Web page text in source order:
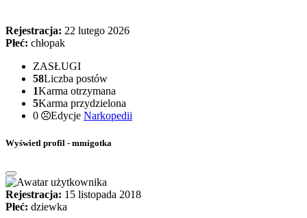
Rejestracja: 22 lutego 2026
Płeć: chłopak
ZASŁUGI
58Liczba postów
1Karma otrzymana
5Karma przydzielona
0
Edycje Narkopedii
Wyświetl profil - mmigotka
Rejestracja: 15 listopada 2018
Płeć: dziewka